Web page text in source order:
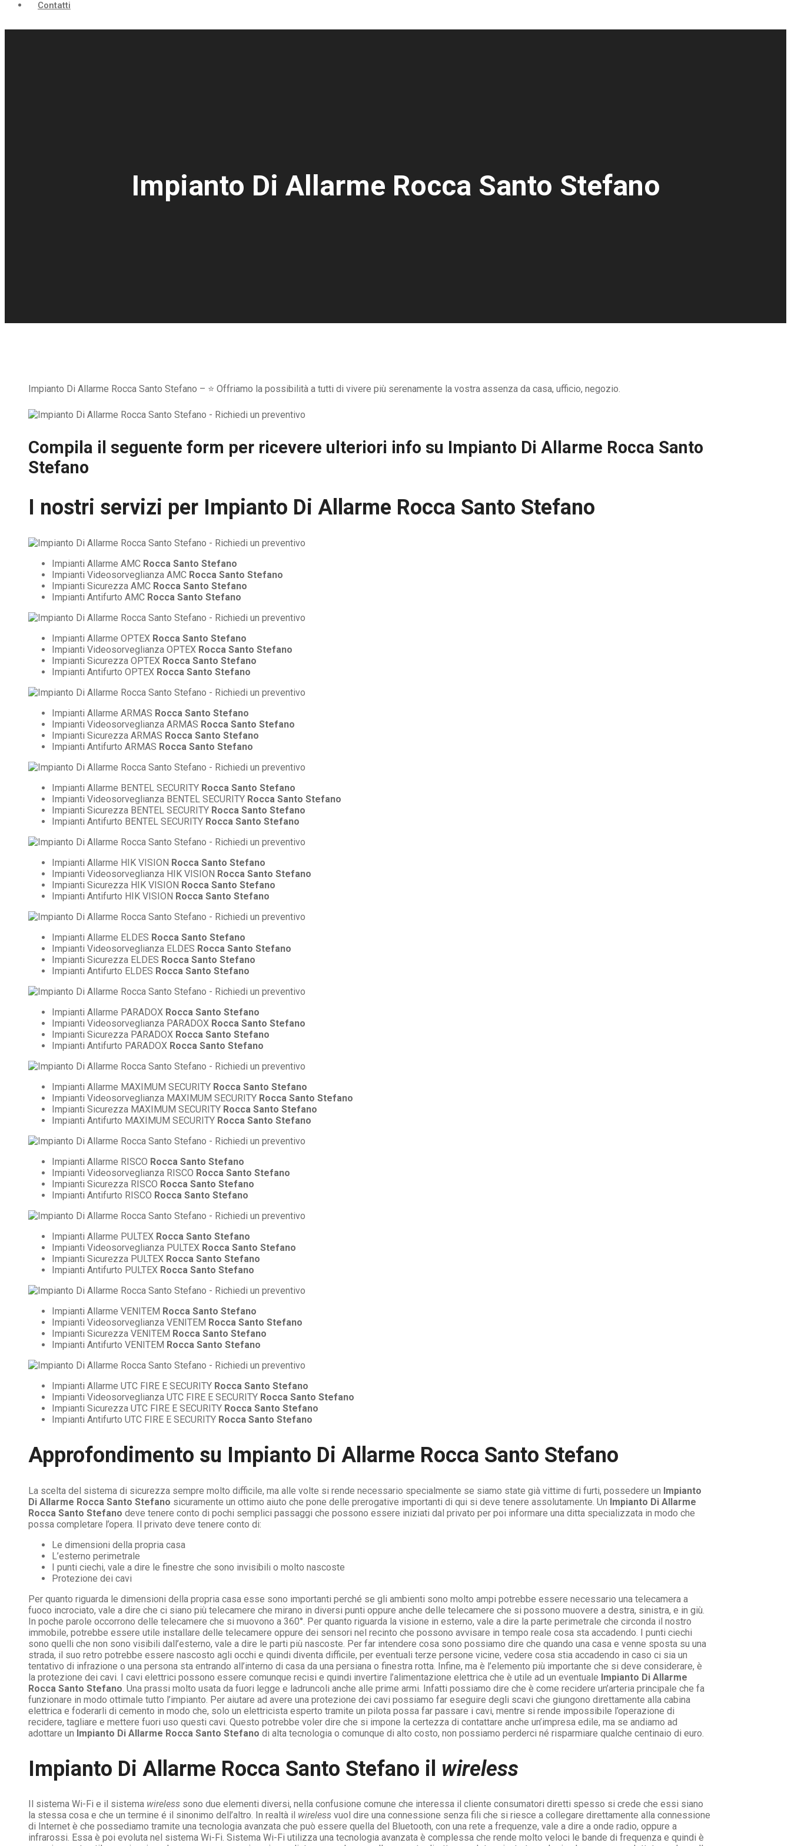
Contatti
Impianto Di Allarme Rocca Santo Stefano
Impianto Di Allarme Rocca Santo Stefano – ⭐ Offriamo la possibilità a tutti di vivere più serenamente la vostra assenza da casa, ufficio, negozio.
Compila il seguente form per ricevere ulteriori info su Impianto Di Allarme Rocca Santo
Stefano
I nostri servizi per Impianto Di Allarme Rocca Santo Stefano
Impianti Allarme AMC Rocca Santo Stefano
Impianti Videosorveglianza AMC Rocca Santo Stefano
Impianti Sicurezza AMC Rocca Santo Stefano
Impianti Antifurto AMC Rocca Santo Stefano
Impianti Allarme OPTEX Rocca Santo Stefano
Impianti Videosorveglianza OPTEX Rocca Santo Stefano
Impianti Sicurezza OPTEX Rocca Santo Stefano
Impianti Antifurto OPTEX Rocca Santo Stefano
Impianti Allarme ARMAS Rocca Santo Stefano
Impianti Videosorveglianza ARMAS Rocca Santo Stefano
Impianti Sicurezza ARMAS Rocca Santo Stefano
Impianti Antifurto ARMAS Rocca Santo Stefano
Impianti Allarme BENTEL SECURITY Rocca Santo Stefano
Impianti Videosorveglianza BENTEL SECURITY Rocca Santo Stefano
Impianti Sicurezza BENTEL SECURITY Rocca Santo Stefano
Impianti Antifurto BENTEL SECURITY Rocca Santo Stefano
Impianti Allarme HIK VISION Rocca Santo Stefano
Impianti Videosorveglianza HIK VISION Rocca Santo Stefano
Impianti Sicurezza HIK VISION Rocca Santo Stefano
Impianti Antifurto HIK VISION Rocca Santo Stefano
Impianti Allarme ELDES Rocca Santo Stefano
Impianti Videosorveglianza ELDES Rocca Santo Stefano
Impianti Sicurezza ELDES Rocca Santo Stefano
Impianti Antifurto ELDES Rocca Santo Stefano
Impianti Allarme PARADOX Rocca Santo Stefano
Impianti Videosorveglianza PARADOX Rocca Santo Stefano
Impianti Sicurezza PARADOX Rocca Santo Stefano
Impianti Antifurto PARADOX Rocca Santo Stefano
Impianti Allarme MAXIMUM SECURITY Rocca Santo Stefano
Impianti Videosorveglianza MAXIMUM SECURITY Rocca Santo Stefano
Impianti Sicurezza MAXIMUM SECURITY Rocca Santo Stefano
Impianti Antifurto MAXIMUM SECURITY Rocca Santo Stefano
Impianti Allarme RISCO Rocca Santo Stefano
Impianti Videosorveglianza RISCO Rocca Santo Stefano
Impianti Sicurezza RISCO Rocca Santo Stefano
Impianti Antifurto RISCO Rocca Santo Stefano
Impianti Allarme PULTEX Rocca Santo Stefano
Impianti Videosorveglianza PULTEX Rocca Santo Stefano
Impianti Sicurezza PULTEX Rocca Santo Stefano
Impianti Antifurto PULTEX Rocca Santo Stefano
Impianti Allarme VENITEM Rocca Santo Stefano
Impianti Videosorveglianza VENITEM Rocca Santo Stefano
Impianti Sicurezza VENITEM Rocca Santo Stefano
Impianti Antifurto VENITEM Rocca Santo Stefano
Impianti Allarme UTC FIRE E SECURITY Rocca Santo Stefano
Impianti Videosorveglianza UTC FIRE E SECURITY Rocca Santo Stefano
Impianti Sicurezza UTC FIRE E SECURITY Rocca Santo Stefano
Impianti Antifurto UTC FIRE E SECURITY Rocca Santo Stefano
Approfondimento su Impianto Di Allarme Rocca Santo Stefano
La scelta del sistema di sicurezza sempre molto difficile, ma alle volte si rende necessario specialmente se siamo state già vittime di furti, possedere un Impianto
Di Allarme Rocca Santo Stefano sicuramente un ottimo aiuto che pone delle prerogative importanti di qui si deve tenere assolutamente. Un Impianto Di Allarme
Rocca Santo Stefano deve tenere conto di pochi semplici passaggi che possono essere iniziati dal privato per poi informare una ditta specializzata in modo che
possa completare l’opera. Il privato deve tenere conto di:
Le dimensioni della propria casa
L’esterno perimetrale
I punti ciechi, vale a dire le finestre che sono invisibili o molto nascoste
Protezione dei cavi
Per quanto riguarda le dimensioni della propria casa esse sono importanti perché se gli ambienti sono molto ampi potrebbe essere necessario una telecamera a
fuoco incrociato, vale a dire che ci siano più telecamere che mirano in diversi punti oppure anche delle telecamere che si possono muovere a destra, sinistra, e in giù.
In poche parole occorrono delle telecamere che si muovono a 360°. Per quanto riguarda la visione in esterno, vale a dire la parte perimetrale che circonda il nostro
immobile, potrebbe essere utile installare delle telecamere oppure dei sensori nel recinto che possono avvisare in tempo reale cosa sta accadendo. I punti ciechi
sono quelli che non sono visibili dall’esterno, vale a dire le parti più nascoste. Per far intendere cosa sono possiamo dire che quando una casa e venne sposta su una
strada, il suo retro potrebbe essere nascosto agli occhi e quindi diventa difficile, per eventuali terze persone vicine, vedere cosa stia accadendo in caso ci sia un
tentativo di infrazione o una persona sta entrando all’interno di casa da una persiana o finestra rotta. Infine, ma è l’elemento più importante che si deve considerare, è
la protezione dei cavi. I cavi elettrici possono essere comunque recisi e quindi invertire l’alimentazione elettrica che è utile ad un eventuale Impianto Di Allarme
Rocca Santo Stefano . Una prassi molto usata da fuori legge e ladruncoli anche alle prime armi. Infatti possiamo dire che è come recidere un’arteria principale che fa
funzionare in modo ottimale tutto l’impianto. Per aiutare ad avere una protezione dei cavi possiamo far eseguire degli scavi che giungono direttamente alla cabina
elettrica e foderarli di cemento in modo che, solo un elettricista esperto tramite un pilota possa far passare i cavi, mentre si rende impossibile l’operazione di
recidere, tagliare e mettere fuori uso questi cavi. Questo potrebbe voler dire che si impone la certezza di contattare anche un’impresa edile, ma se andiamo ad
adottare un Impianto Di Allarme Rocca Santo Stefano di alta tecnologia o comunque di alto costo, non possiamo perderci né risparmiare qualche centinaio di euro.
Impianto Di Allarme Rocca Santo Stefano il wireless
Il sistema Wi-Fi e il sistema wireless sono due elementi diversi, nella confusione comune che interessa il cliente consumatori diretti spesso si crede che essi siano
la stessa cosa e che un termine é il sinonimo dell’altro. In realtà il wireless vuol dire una connessione senza fili che si riesce a collegare direttamente alla connessione
di Internet è che possediamo tramite una tecnologia avanzata che può essere quella del Bluetooth, con una rete a frequenze, vale a dire a onde radio, oppure a
infrarossi. Essa è poi evoluta nel sistema Wi-Fi. Sistema Wi-Fi utilizza una tecnologia avanzata è complessa che rende molto veloci le bande di frequenza e quindi è